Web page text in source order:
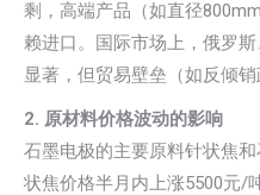
剩，高端产品（如直径
赖进口。国际市场上，俄罗
显著，但贸易壁垒（如反倾
2. 原材料价格波动的影响
石墨电极的主要原料针状焦
状焦价格半月内上涨5500元/